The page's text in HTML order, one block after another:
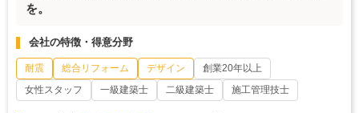
を。
会社の特徴・得意分野
耐震 総合リフォーム デザイン
創業20年以上
女性スタッフ
一級建築士 二級建築士 施工管理技士